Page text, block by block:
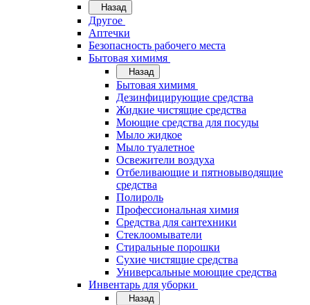
Назад
Другое
Аптечки
Безопасность рабочего места
Бытовая химимя
Назад
Бытовая химимя
Дезинфицирующие средства
Жидкие чистящие средства
Моющие средства для посуды
Мыло жидкое
Мыло туалетное
Освежители воздуха
Отбеливающие и пятновыводящие
средства
Полироль
Профессиональная химия
Средства для сантехники
Стеклоомыватели
Стиральные порошки
Сухие чистящие средства
Универсальные моющие средства
Инвентарь для уборки
Назад